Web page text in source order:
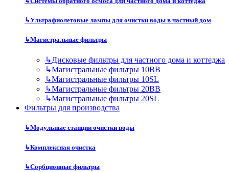
↳Ультрафиолетовые лампы для очистки воды в частный дом
↳Магистральные фильтры
↳Дисковые фильтры для частного дома и коттеджа
↳Магистральные фильтры 10BB
↳Магистральные фильтры 10SL
↳Магистральные фильтры 20BB
↳Магистральные фильтры 20SL
Фильтры для производства
↳Модульные станции очистки воды
↳Комплексная очистка
↳Сорбционные фильтры